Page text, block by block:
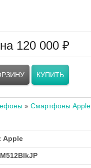
120 000 ₽
» Смартфоны Apple
Apple